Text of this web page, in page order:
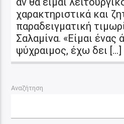
χαρακτηριστικά και
παραδειγματική
Σαλαμίνα. «Είμαι
ψύχραιμος, έχω δει […]
Αναζήτηση